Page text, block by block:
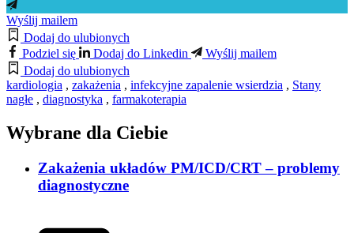
Wyślij mailem
Dodaj do ulubionych
Podziel się
Dodaj do Linkedin
Wyślij mailem
Dodaj do ulubionych
kardiologia , zakażenia , infekcyjne zapalenie wsierdzia , Stany
nagłe , diagnostyka , farmakoterapia
Wybrane dla Ciebie
Zakażenia układów PM/ICD/CRT – problemy
diagnostyczne